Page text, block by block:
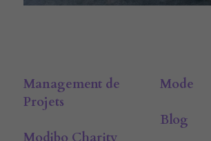
Management de
Projets
Mode
Blog